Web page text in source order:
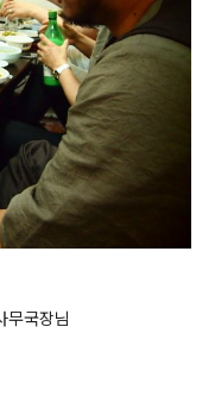
무국장님